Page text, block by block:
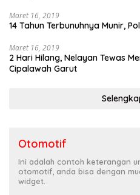
Maret 16, 2019
14 Tahun Terbunuhnya Munir,
Maret 16, 2019
2 Hari Hilang, Nelayan Tewas
Cipalawah Garut
Otomotif
Ini adalah contoh keterangan
otomotif, anda bisa dengan
widget.